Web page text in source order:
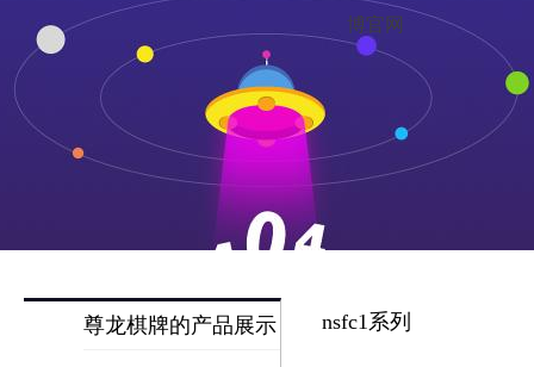
博官网
尊龙棋牌的产品展示 nsfc1系列